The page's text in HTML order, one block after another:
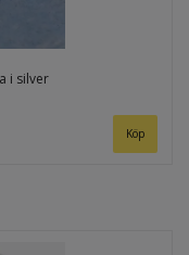
i silver